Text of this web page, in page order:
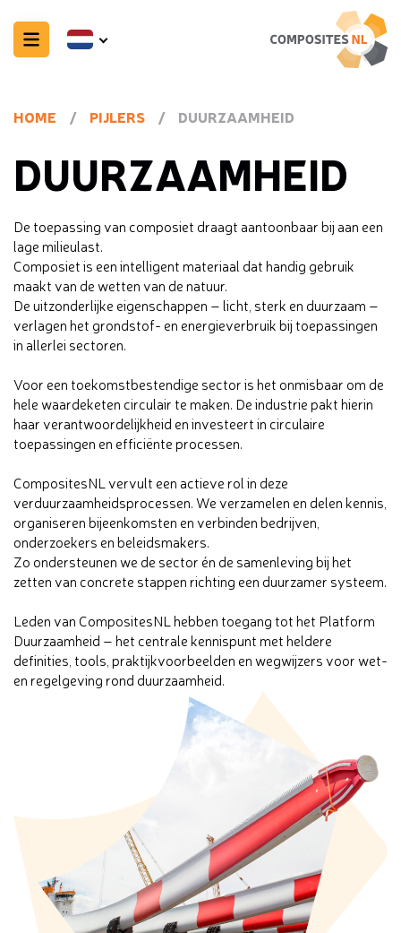
HOME / PIJLERS / DUURZAAMHEID
DUURZAAMHEID
De toepassing van composiet draagt aantoonbaar bij aan een
lage milieulast.
Composiet is een intelligent materiaal dat handig gebruik
maakt van de wetten van de natuur.
De uitzonderlijke eigenschappen – licht, sterk en duurzaam –
verlagen het grondstof- en energieverbruik bij toepassingen
in allerlei sectoren.
Voor een toekomstbestendige sector is het onmisbaar om de
hele waardeketen circulair te maken. De industrie pakt hierin
haar verantwoordelijkheid en investeert in circulaire
toepassingen en efficiënte processen.
CompositesNL vervult een actieve rol in deze
verduurzaamheidsprocessen. We verzamelen en delen kennis,
organiseren bijeenkomsten en verbinden bedrijven,
onderzoekers en beleidsmakers.
Zo ondersteunen we de sector én de samenleving bij het
zetten van concrete stappen richting een duurzamer systeem.
Leden van CompositesNL hebben toegang tot het Platform
Duurzaamheid – het centrale kennispunt met heldere
definities, tools, praktijkvoorbeelden en wegwijzers voor wet-
en regelgeving rond duurzaamheid.